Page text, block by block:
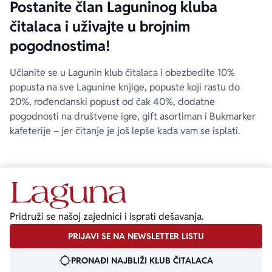
Postanite član Laguninog kluba
čitalaca i uživajte u brojnim
pogodnostima!
Učlanite se u Lagunin klub čitalaca i obezbedite 10%
popusta na sve Lagunine knjige, popuste koji rastu do
20%, rođendanski popust od čak 40%, dodatne
pogodnosti na društvene igre, gift asortiman i Bukmarker
kafeterije – jer čitanje je još lepše kada vam se isplati.
Pridruži se našoj zajednici i isprati dešavanja.
PRIJAVI SE NA NEWSLETTER LISTU
PRONAĐI NAJBLIŽI KLUB ČITALACA